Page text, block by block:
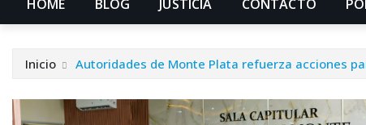
HOME BLOG JUSTICIA CONTACTO
Inicio Autoridades de Monte Plata refuerza acciones